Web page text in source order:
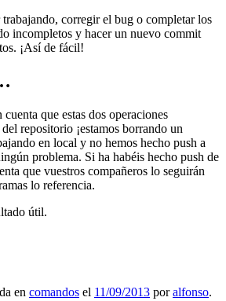
corregir el bug o completar los
incompletos y hacer un nuevo commit
¡Así de fácil!
que estas dos operaciones
repositorio ¡estamos borrando un
en local y no hemos hecho push a
problema. Si ha habéis hecho push de
que vuestros compañeros lo seguirán
lo referencia.
útil.
en comandos el 11/09/2013 poralfonso.